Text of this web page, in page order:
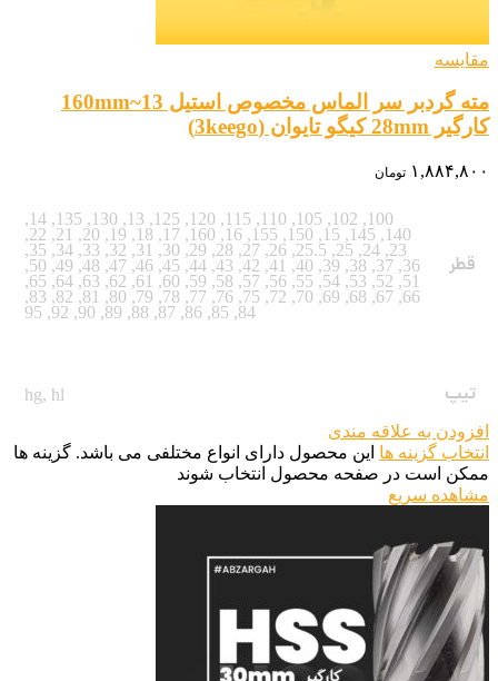
مقایسه
مته گردبر سر الماس مخصوص استیل 13~160mm
کارگیر 28mm کیگو تایوان (3keego)
۱,۸۸۴,۸۰۰ تومان
قطر
100
,
102
,
105
,
110
,
115
,
120
,
125
,
13
,
130
,
135
,
14
,
140
,
145
,
15
,
150
,
155
,
16
,
160
,
17
,
18
,
19
,
20
,
21
,
22
,
23
,
24
,
25
,
25.5
,
26
,
27
,
28
,
29
,
30
,
31
,
32
,
33
,
34
,
35
,
36
,
37
,
38
,
39
,
40
,
41
,
42
,
43
,
44
,
45
,
46
,
47
,
48
,
49
,
50
,
51
,
52
,
53
,
54
,
55
,
56
,
57
,
58
,
59
,
60
,
61
,
62
,
63
,
64
,
65
,
66
,
67
,
68
,
69
,
70
,
72
,
75
,
76
,
77
,
78
,
79
,
80
,
81
,
82
,
83
,
84
,
85
,
86
,
87
,
88
,
89
,
90
,
92
,
95
تیپ hg, hl
افزودن به علاقه مندی
انتخاب گزینه ها این محصول دارای انواع مختلفی می باشد. گزینه ها
ممکن است در صفحه محصول انتخاب شوند
مشاهده سریع